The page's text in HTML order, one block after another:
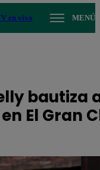
en vivo MENÚ
bautiza
El Gran